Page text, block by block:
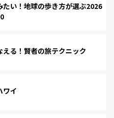
い！地球の歩き方が選ぶ2026
る！賢者の旅テクニック
ワイ